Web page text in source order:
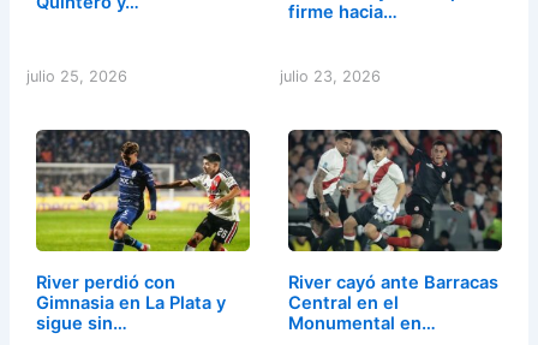
julio 25, 2026
firme hacia…
julio 23, 2026
River perdió con
Gimnasia en La Plata y
sigue sin…
River cayó ante Barracas
Central en el
Monumental en…